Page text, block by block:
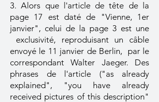
3. Alors que l'article de tête de la
page 17 est daté de "Vienne, 1er
janvier", celui de la page 3 est une
exclusivité, reproduisant un câble
envoyé le 11 janvier de Berlin, par le
correspondant Walter Jaeger. Des
phrases de l'article ("as already
explained", "you have already
received pictures of this description"